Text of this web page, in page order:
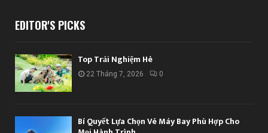
EDITOR'S PICKS
Top Trải Nghiệm Hè
22 Tháng 7, 2026 0
Bí Quyết Lựa Chọn Vé Máy Bay Phù Hợp Cho